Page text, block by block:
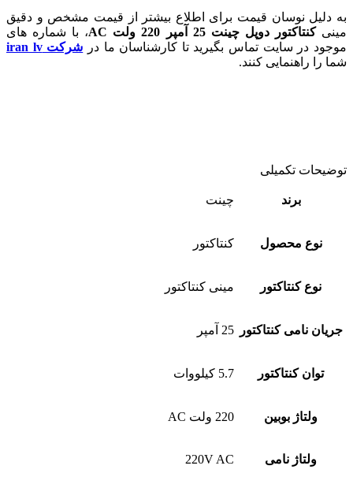
به دلیل نوسان قیمت برای اطلاع بیشتر از قیمت مشخص و دقیق
مینیکنتاکتور دوپل چینت 25 آمپر 220 ولت AC
، با شماره های
موجود در سایت تماس بگیرید تا کارشناسان ما در شرکت iran lv
شما را راهنمایی کنند.
توضیحات تکمیلی
برند چینت
نوع محصول کنتاکتور
نوع کنتاکتور مینی کنتاکتور
جریان نامی کنتاکتور 25 آمپر
توان کنتاکتور 5.7 کیلووات
ولتاژ بوبین 220 ولت AC
ولتاژ نامی 220V AC